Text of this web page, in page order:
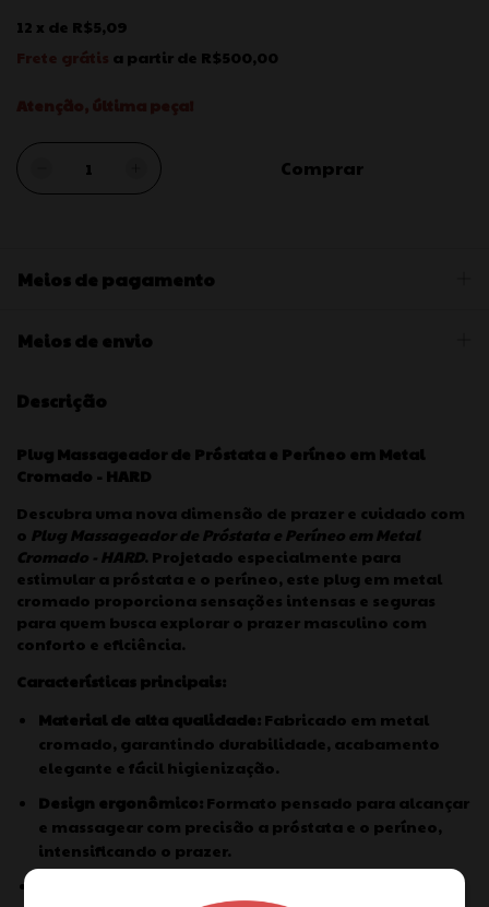
12 x de R$5,09
a partir de R$500,00
Meios de pagamento
Meios de envio
Descrição
Plug Massageador de Próstata e Períneo em Metal
Cromado - HARD
Descubra uma nova dimensão de prazer e cuidado com
o Plug Massageador de Próstata e Períneo em Metal
Cromado - HARD. Projetado especialmente para
estimular a próstata e o períneo, este plug em metal
cromado proporciona sensações intensas e seguras
para quem busca explorar o prazer masculino com
conforto e eficiência.
Características principais:
Material de alta qualidade: Fabricado em metal
cromado, garantindo durabilidade, acabamento
elegante e fácil higienização.
Design ergonômico: Formato pensado para alcançar
e massagear com precisão a próstata e o períneo,
intensificando o prazer.